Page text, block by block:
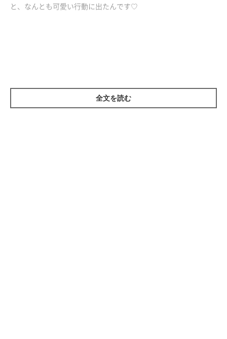
と、なんとも可愛い行動に出たんです♡
全文を読む